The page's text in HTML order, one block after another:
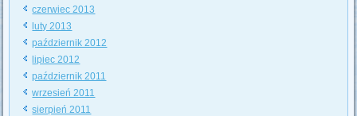
czerwiec 2013
luty 2013
październik 2012
lipiec 2012
październik 2011
wrzesień 2011
sierpień 2011